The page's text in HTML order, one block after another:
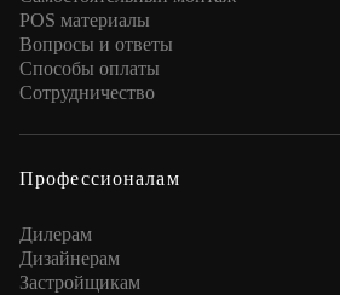
POS материалы
Вопросы и ответы
Способы оплаты
Сотрудничество
Профессионалам
Дилерам
Дизайнерам
Застройщикам